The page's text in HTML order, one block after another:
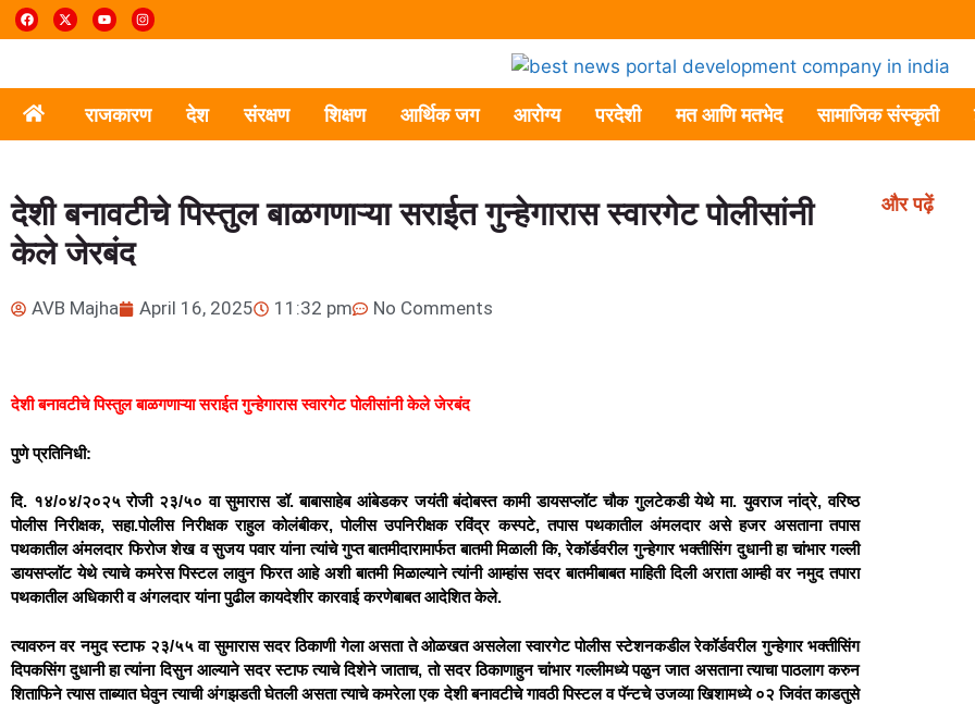
राजकारण देश संरक्षण शिक्षण आर्थिक जग आरोग्य परदेशी मत आणि मतभेद सामाजिक संस्कृती
देशी बनावटीचे पिस्तुल बाळगणाऱ्या सराईत गुन्हेगारास स्वारगेट पोलीसांनी
केले जेरबंद
AVB Majha April 16, 2025 11:32 pm No Comments
देशी बनावटीचे पिस्तुल बाळगणाऱ्या सराईत गुन्हेगारास स्वारगेट पोलीसांनी केले जेरबंद
पुणे प्रतिनिधी:
दि. १४/०४/२०२५ रोजी २३/५० वा सुमारास डॉ. बाबासाहेब आंबेडकर जयंती बंदोबस्त कामी डायसप्लॉट चौक गुलटेकडी येथे मा. युवराज नांद्रे, वरिष्ठ
पोलीस निरीक्षक, सहा.पोलीस निरीक्षक राहुल कोलंबीकर, पोलीस उपनिरीक्षक रविंद्र कस्पटे, तपास पथकातील अंमलदार असे हजर असताना तपास
पथकातील अंमलदार फिरोज शेख व सुजय पवार यांना त्यांचे गुप्त बातमीदारामार्फत बातमी मिळाली कि, रेकॉर्डवरील गुन्हेगार भक्तीसिंग दुधानी हा चांभार गल्ली
डायसप्लॉट येथे त्याचे कमरेस पिस्टल लावुन फिरत आहे अशी बातमी मिळाल्याने त्यांनी आम्हांस सदर बातमीबाबत माहिती दिली अराता आम्ही वर नमुद तपारा
पथकातील अधिकारी व अंगलदार यांना पुढील कायदेशीर कारवाई करणेबाबत आदेशित केले.
त्यावरुन वर नमुद स्टाफ २३/५५ वा सुमारास सदर ठिकाणी गेला असता ते ओळखत असलेला स्वारगेट पोलीस स्टेशनकडील रेकॉर्डवरील गुन्हेगार भक्तीसिंग
दिपकसिंग दुधानी हा त्यांना दिसुन आल्याने सदर स्टाफ त्याचे दिशेने जाताच, तो सदर ठिकाणाहुन चांभार गल्लीमध्ये पळुन जात असताना त्याचा पाठलाग करुन
शिताफिने त्यास ताब्यात घेवुन त्याची अंगझडती घेतली असता त्याचे कमरेला एक देशी बनावटीचे गावठी पिस्टल व पॅन्टचे उजव्या खिशामध्ये ०२ जिवंत काडतुसे
और पढ़ें